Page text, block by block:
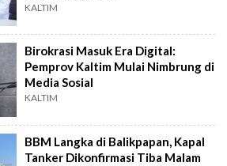
KALTIM
Birokrasi Masuk Era Digital:
Pemprov Kaltim Mulai Nimbrung di
Media Sosial
KALTIM
BBM Langka di Balikpapan, Kapal
Tanker Dikonfirmasi Tiba Malam